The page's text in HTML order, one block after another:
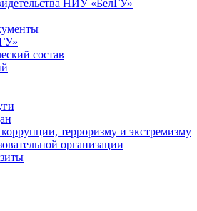
НИУ «БелГУ»
состав
терроризму и экстремизму
организации